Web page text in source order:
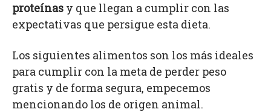
proteínas y que llegan a cumplir con las
expectativas que persigue esta dieta.
Los siguientes alimentos son los más ideales
para cumplir con la meta de perder peso
gratis y de forma segura, empecemos
mencionando los de origen animal.